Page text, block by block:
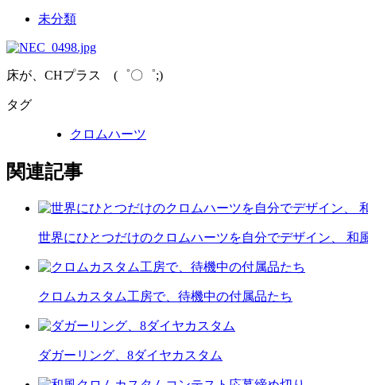
未分類
床が、CHプラス (゜〇゜;)
タグ
クロムハーツ
関連記事
世界にひとつだけのクロムハーツを自分でデザイン、 和
クロムカスタム工房で、待機中の付属品たち
ダガーリング、8ダイヤカスタム